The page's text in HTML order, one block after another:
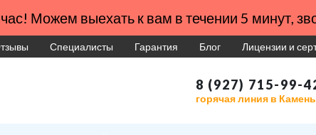
Можем выехать к вам в течении 5 минут,
Специалисты Гарантия Блог Лицензии и
8 (927) 715-99-
горячая линия в